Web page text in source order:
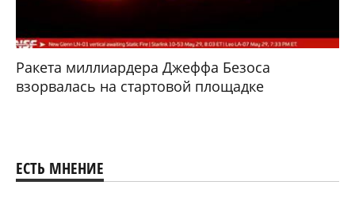
Ракета миллиардера Джеффа Безоса
взорвалась на стартовой площадке
ЕСТЬ МНЕНИЕ